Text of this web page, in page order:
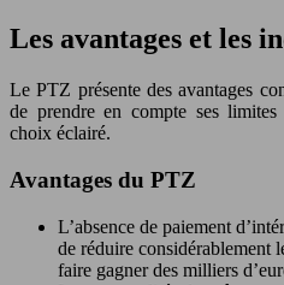
Les avantages et les
Le PTZ présente des avantages
de prendre en compte ses
choix éclairé.
Avantages du PTZ
L’absence de paiement
de réduire considérablement
faire gagner des milliers